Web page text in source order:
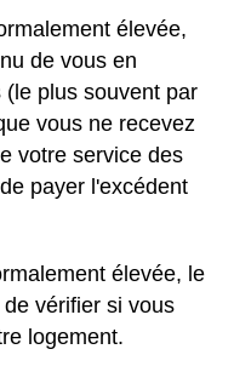
élevée,
de vous en
plus souvent par
vous ne recevez
votre service des
payer l'excédent
élevée, le
vérifier si vous
logement.